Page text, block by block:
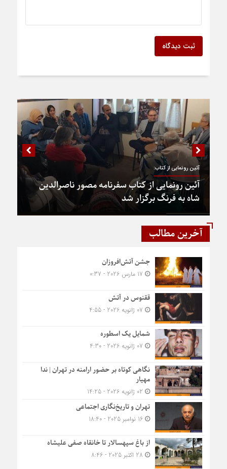
ثبت دیدگاه
آئین رونمایی از کتاب:
آئین رونمایی از کتاب سفرنامه مصور ناصرالدین
شاه به فرنگ برگزار شد
آخرین مطالب
جشن آتش‌افروزان
ققنوس در آتش
شمایل یک اسطوره
نگاهی کوتاه بر حضور ارامنه در تهران | ندا
مهیار
تهران و تاریخ‌نگاری اجتماعی
16 نوامبر 2025 - 18:40
از باغ سپهسالار تا خانقاه صفی علیشاه